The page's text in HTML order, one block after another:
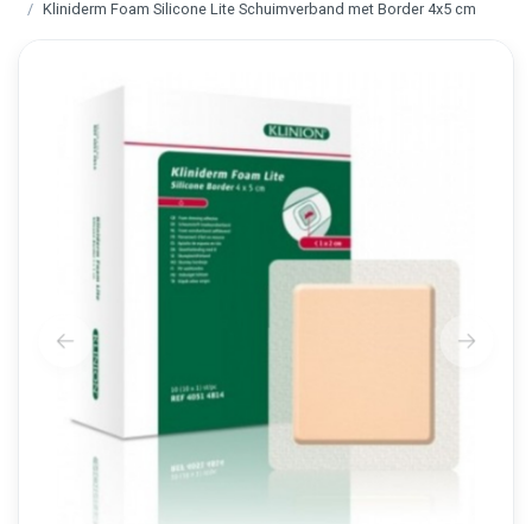
Kliniderm Foam Silicone Lite Schuimverband met Border 4x5 cm